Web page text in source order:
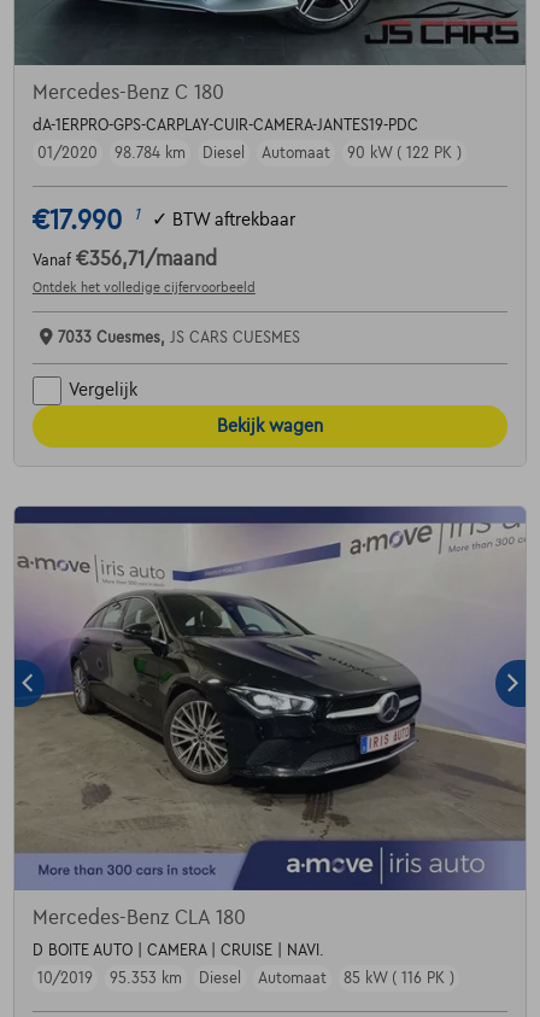
Mercedes-Benz C 180
dA-1ERPRO-GPS-CARPLAY-CUIR-CAMERA-JANTES19-PDC
01/2020
98.784 km Diesel Automaat 90 kW ( 122 PK )
€17.990 1 ✓ BTW aftrekbaar
Vanaf €356,71 /maand
Ontdek het volledige cijfervoorbeeld
7033 Cuesmes, JS CARS CUESMES
Vergelijk
Bekijk wagen
Mercedes-Benz CLA 180
D BOITE AUTO | CAMERA | CRUISE | NAVI.
10/2019
95.353 km Diesel Automaat 85 kW ( 116 PK )